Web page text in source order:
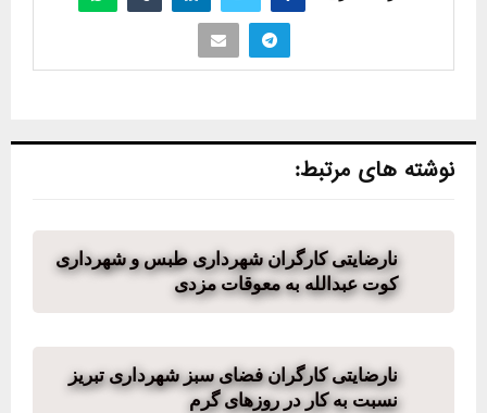
نوشته های مرتبط:
نارضایتی کارگران شهرداری طبس و شهرداری
کوت عبدالله به معوقات مزدی
نارضایتی کارگران فضای سبز شهرداری تبریز
نسبت به کار در روزهای گرم